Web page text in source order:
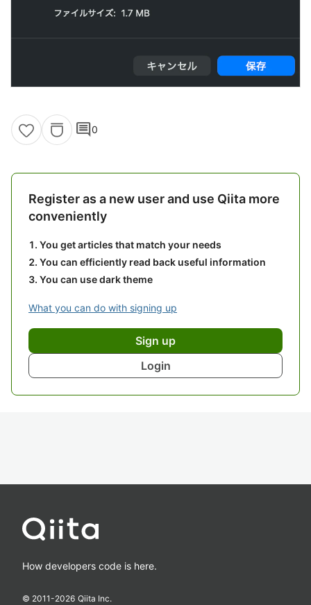
comment0
Register as a new user and use Qiita more
conveniently
You get articles that match your needs
You can efficiently read back useful information
You can use dark theme
What you can do with signing up
Sign up
Login
How developers code is here.
© 2011-2026 Qiita Inc.